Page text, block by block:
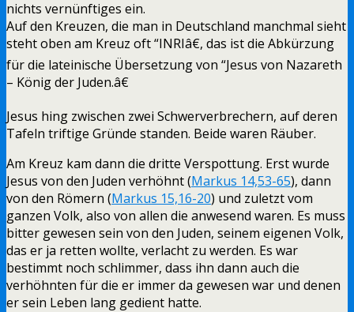
nichts vernünftiges ein.
Auf den Kreuzen, die man in Deutschland manchmal sieht
steht oben am Kreuz oft “INRIâ€, das ist die Abkürzung
für die lateinische Übersetzung von “Jesus von Nazareth
– König der Juden.â€
Jesus hing zwischen zwei Schwerverbrechern, auf deren
Tafeln triftige Gründe standen. Beide waren Räuber.
Am Kreuz kam dann die dritte Verspottung. Erst wurde
Jesus von den Juden verhöhnt (Markus 14,53-65), dann
von den Römern (Markus 15,16-20) und zuletzt vom
ganzen Volk, also von allen die anwesend waren. Es muss
bitter gewesen sein von den Juden, seinem eigenen Volk,
das er ja retten wollte, verlacht zu werden. Es war
bestimmt noch schlimmer, dass ihn dann auch die
verhöhnten für die er immer da gewesen war und denen
er sein Leben lang gedient hatte.